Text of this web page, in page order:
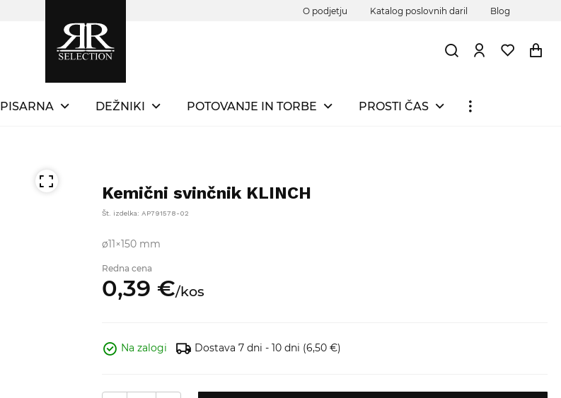
O podjetju Katalog poslovnih daril Blog
PISARNA DEŽNIKI POTOVANJE IN TORBE PROSTI ČAS
Kemični svinčnik KLINCH
Št. izdelka: AP791578-02
ø11×150 mm
Redna cena
0,39 €/kos
Na zalogi Dostava 7 dni - 10 dni (6,50 €)